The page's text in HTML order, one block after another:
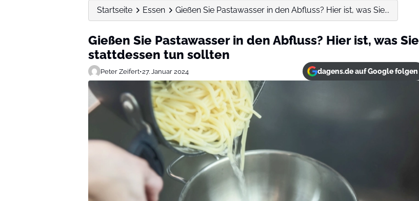
Startseite Essen Gießen Sie Pastawasser in den Abfluss? Hier ist, was Sie...
Gießen Sie Pastawasser in den Abfluss? Hier ist, was Sie
stattdessen tun sollten
Peter Zeifert•27. Januar 2024 dagens.de auf Google folgen